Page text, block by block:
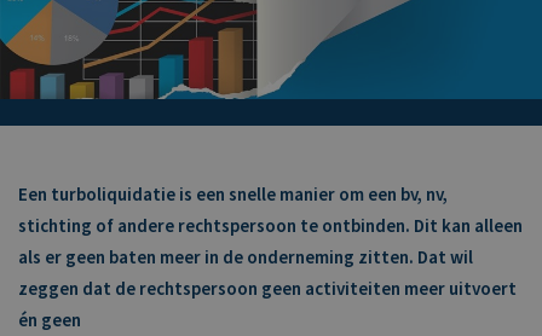
Een turboliquidatie is een snelle manier om een bv, nv,
stichting of andere rechtspersoon te ontbinden. Dit kan alleen
als er geen baten meer in de onderneming zitten. Dat wil
zeggen dat de rechtspersoon geen activiteiten meer uitvoert
én geen